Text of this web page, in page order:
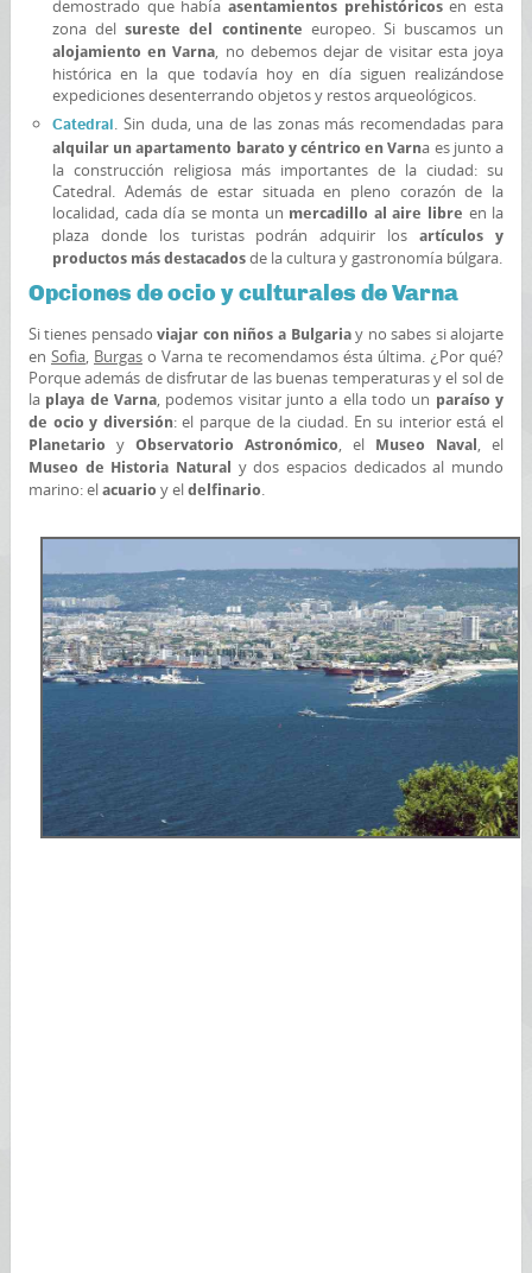
demostrado que había asentamientos prehistóricosen esta
zona delsureste del continente europeo. Si buscamos un
alojamiento en Varna, no debemos dejar de visitar esta joya
histórica en la que todavía hoy en día siguen realizándose
expediciones desenterrando objetos y restos arqueológicos.
Catedral. Sin duda, una de las zonas más recomendadas para
alquilar un apartamento barato y céntrico en Varna es junto a
la construcción religiosa más importantes de la ciudad: su
Catedral. Además de estar situada en pleno corazón de la
localidad, cada día se monta un mercadillo al aire libre en la
plaza donde los turistas podrán adquirir losartículos y
productos más destacadosde la cultura y gastronomía búlgara.
Opciones de ocio y culturales de Varna
Si tienes pensado viajar con niños a Bulgariay no sabes si alojarte
en Sofia, Burgaso Varna te recomendamos ésta última. ¿Por qué?
Porque además de disfrutar de las buenas temperaturas y el sol de
la playa de Varna, podemos visitar junto a ella todo un paraíso y
de ocio y diversión: el parque de la ciudad. En su interior está el
Planetario y Observatorio Astronómico, el Museo Naval , el
Museo de Historia Natural
y dos espacios dedicados al mundo
marino: el acuario y el delfinario.